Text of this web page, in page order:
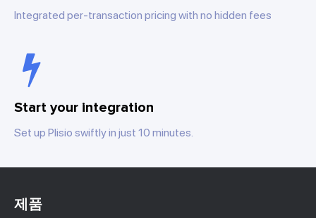
Integrated per-transaction pricing with no hidden fees
Start your integration
Set up Plisio swiftly in just 10 minutes.
제품